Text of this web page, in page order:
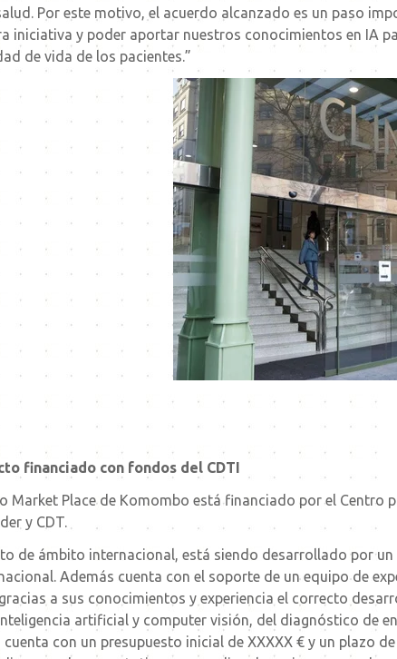
Por este motivo, el acuerdo alcanzado es un paso
iniciativa y poder aportar nuestros conocimientos en IA
de vida de los pacientes.”
financiado con fondos del CDTI
Market Place de Komombo está financiado por el
y CDT.
de ámbito internacional, está siendo desarrollado por
Además cuenta con el soporte de un equipo de
a sus conocimientos y experiencia el correcto
artificial y computer visión, del diagnóstico de
con un presupuesto inicial de XXXXX € y un plazo